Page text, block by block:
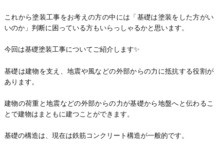
これから塗装工事をお考えの方の中には「基礎は塗装をした方がい
いのか」判断に困っている方もいらっしゃるかと思います。
今回は基礎塗装工事についてご紹介します✨
基礎は建物を支え、地震や風などの外部からの力に抵抗する役割が
あります。
建物の荷重と地震などの外部からの力が基礎から地盤へと伝わるこ
とで建物はまともに建つことができます。
基礎の構造は、現在は鉄筋コンクリート構造が一般的です。